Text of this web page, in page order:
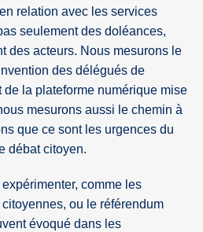
relation avec les services
seulement des doléances,
des acteurs. Nous mesurons le
des délégués de
de la plateforme numérique mise
mesurons aussi le chemin à
que ce sont les urgences du
débat citoyen.
comme les
ou le référendum
évoqué dans les